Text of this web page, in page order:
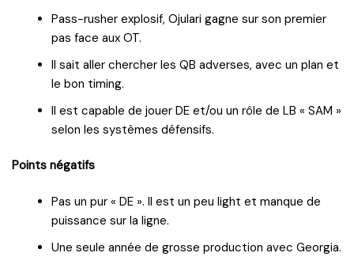
Pass-rusher explosif, Ojulari gagne sur son premier
pas face aux OT.
Il sait aller chercher les QB adverses, avec un plan et
le bon timing.
Il est capable de jouer DE et/ou un rôle de LB « SAM »
selon les systèmes défensifs.
Points négatifs
Pas un pur « DE ». Il est un peu light et manque de
puissance sur la ligne.
Une seule année de grosse production avec Georgia.